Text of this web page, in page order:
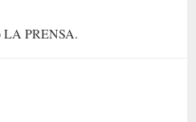
LA PRENSA.